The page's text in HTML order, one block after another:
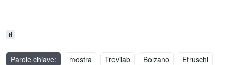
tl
Parole chiave: mostra Trevilab Bolzano Etruschi